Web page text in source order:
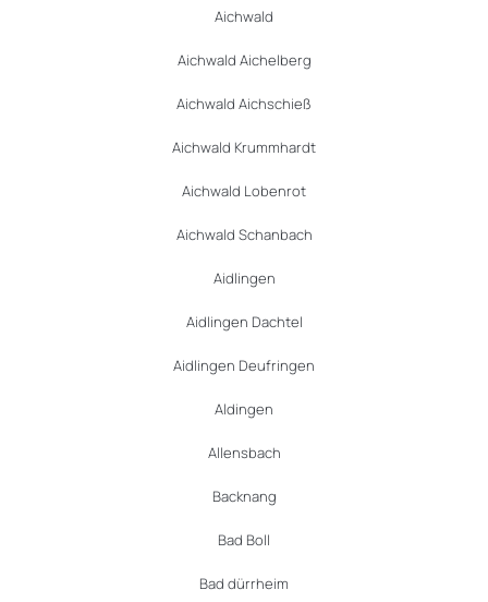
Aichwald
Aichwald Aichelberg
Aichwald Aichschieß
Aichwald Krummhardt
Aichwald Lobenrot
Aichwald Schanbach
Aidlingen
Aidlingen Dachtel
Aidlingen Deufringen
Aldingen
Allensbach
Backnang
Bad Boll
Bad dürrheim